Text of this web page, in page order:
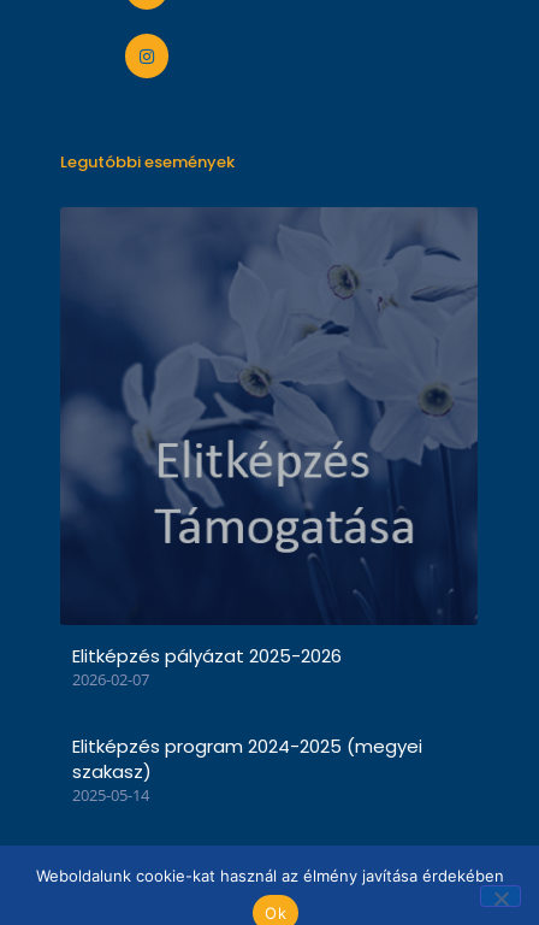
Legutóbbi események
Elitképzés pályázat 2025-2026
2026-02-07
Elitképzés program 2024-2025 (megyei
szakasz)
2025-05-14
© 1998–2026 Rotary Club Székelyudvarhely
Weboldalunk cookie-kat használ az élmény javítása érdekében
Ok